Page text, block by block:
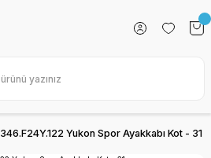
346.F24Y.122 Yukon Spor Ayakkabı Kot - 31